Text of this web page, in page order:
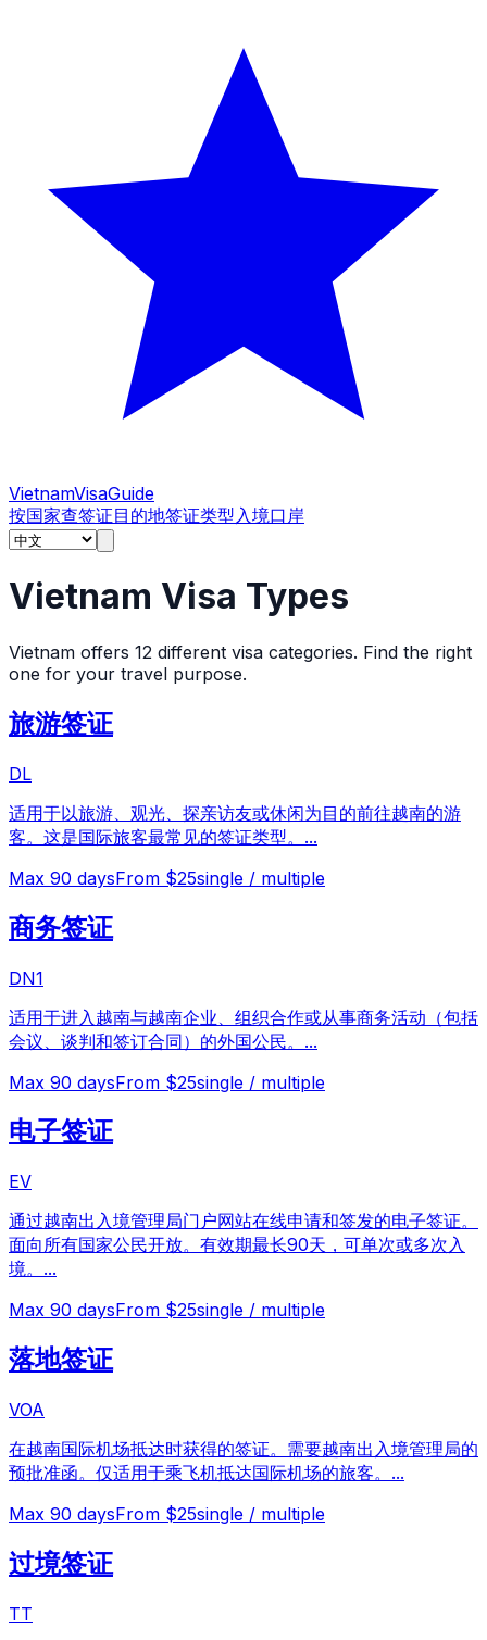
VietnamVisaGuide
按国家查签证目的地签证类型入境口岸
Vietnam Visa Types
Vietnam offers 12 different visa categories. Find the right
one for your travel purpose.
旅游签证
DL
适用于以旅游、观光、探亲访友或休闲为目的前往越南的游
客。这是国际旅客最常见的签证类型。 ...
Max 90 daysFrom $25single / multiple
商务签证
DN1
适用于进入越南与越南企业、组织合作或从事商务活动（包括
会议、谈判和签订合同）的外国公民。 ...
Max 90 daysFrom $25single / multiple
电子签证
EV
通过越南出入境管理局门户网站在线申请和签发的电子签证。
面向所有国家公民开放。有效期最长90天，可单次或多次入
境。 ...
Max 90 daysFrom $25single / multiple
落地签证
VOA
在越南国际机场抵达时获得的签证。需要越南出入境管理局的
预批准函。仅适用于乘飞机抵达国际机场的旅客。 ...
Max 90 daysFrom $25single / multiple
过境签证
TT